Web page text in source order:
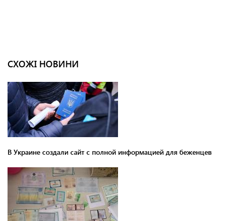
СХОЖІ НОВИНИ
В Украине создали сайт с полной информацией для беженцев